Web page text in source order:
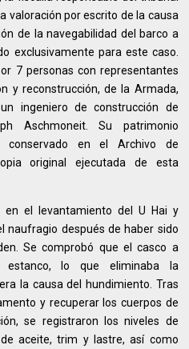
valoración por escrito de la causa
de la navegabilidad del barco a
exclusivamente para este caso.
7 personas con representantes
y reconstrucción, de la Armada,
ingeniero de construcción de
Aschmoneit. Su patrimonio
conservado en el Archivo de
original ejecutada de esta
en el levantamiento del U Hai y
naufragio después de haber sido
Se comprobó que el casco a
estanco, lo que eliminaba la
la causa del hundimiento. Tras
y recuperar los cuerpos de
se registraron los niveles de
aceite, trim y lastre, así como